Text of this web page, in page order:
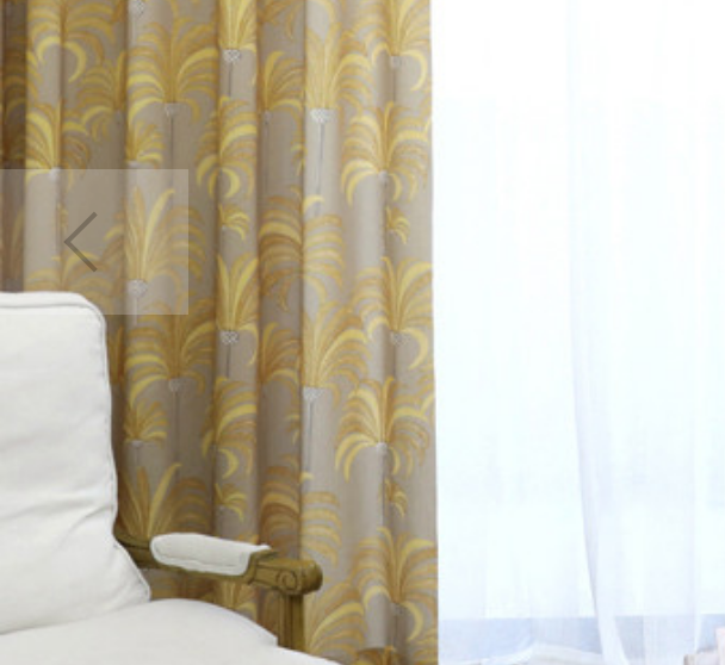
カーテン>柄>ボタニカル
カーテン>デザインテイスト
カーテン>デザインテイスト
カーテン>機能別
カーテン>カーテンの種類
カーテン>デザインテイスト
カーテン>カラー >イエロ